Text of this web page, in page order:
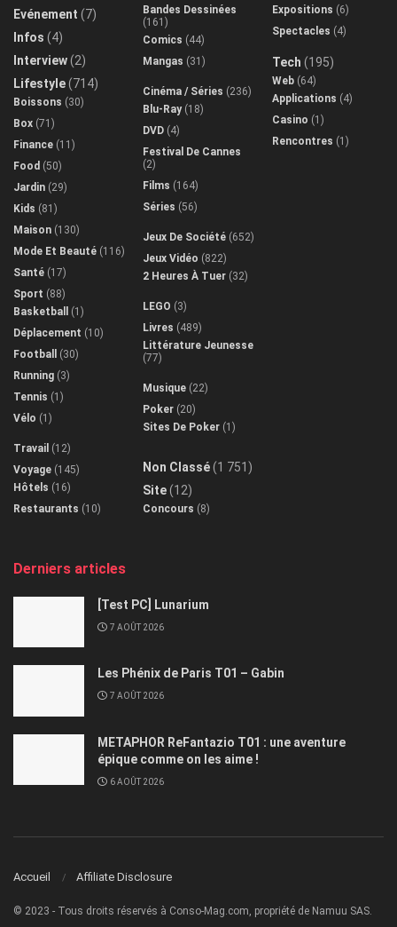
Evénement (7)
Infos (4)
Interview(2)
Lifestyle(714)
Boissons (30)
Box (71)
Finance (11)
Food (50)
Jardin (29)
Kids (81)
Maison (130)
Mode Et Beauté (116)
Santé (17)
Sport (88)
Basketball
(1)
Déplacement (10)
Football
(30)
Running (3)
Tennis (1)
Vélo (1)
Travail (12)
Voyage (145)
Hôtels (16)
Restaurants (10)
Bandes Dessinées
(161)
Comics (44)
Mangas (31)
Cinéma / Séries (236)
Blu-Ray(18)
DVD (4)
Festival De Cannes
(2)
Films (164)
Séries (56)
Jeux De Société (652)
Jeux Vidéo (822)
2 Heures À Tuer (32)
LEGO (3)
Livres (489)
Littérature Jeunesse
(77)
Musique (22)
Poker (20)
Sites De Poker (1)
Non Classé(1 751)
Site(12)
Concours (8)
Expositions (6)
Spectacles (4)
Tech (195)
Web (64)
Applications (4)
Casino (1)
Rencontres (1)
Derniers articles
[Test PC] Lunarium
7 AOÛT 2026
Les Phénix de Paris T01 – Gabin
7 AOÛT 2026
METAPHOR ReFantazio T01 : une aventure
épique comme on les aime !
6 AOÛT 2026
Accueil Affiliate Disclosure
© 2023 - Tous droits réservés à Conso-Mag.com, propriété de Namuu SAS.